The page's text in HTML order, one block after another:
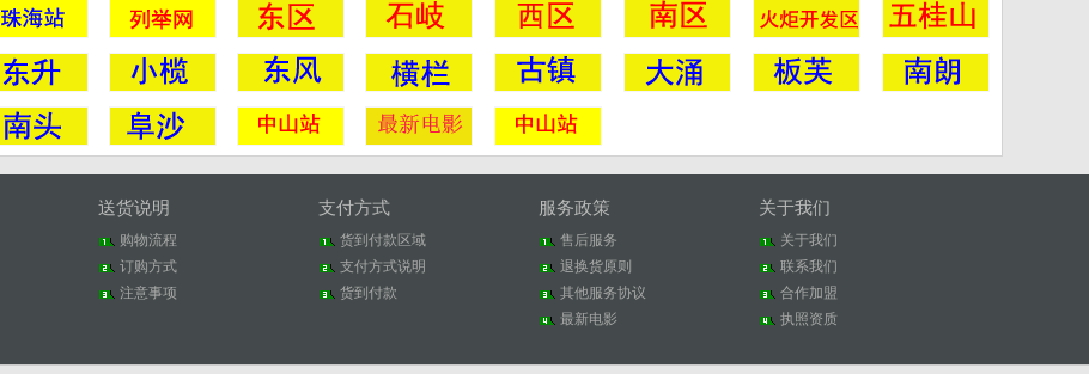
送货说明
购物流程
订购方式
注意事项
支付方式
货到付款区域
支付方式说明
货到付款
服务政策
售后服务
退换货原则
其他服务协议
最新电影
关于我们
关于我们
联系我们
合作加盟
执照资质